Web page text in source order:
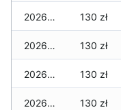
2026-07-23 130 zł
2026-07-22 130 zł
2026-07-21 130 zł
2026-07-20 130 zł